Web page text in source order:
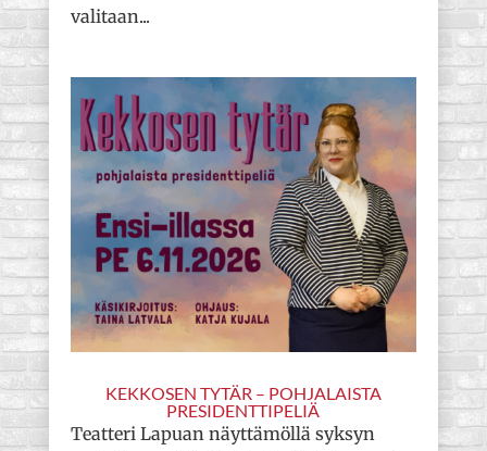
valitaan...
KEKKOSEN TYTÄR – POHJALAISTA
PRESIDENTTIPELIÄ
Teatteri Lapuan näyttämöllä syksyn